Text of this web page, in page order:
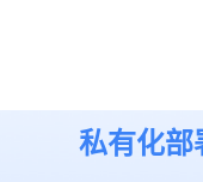
私有化部